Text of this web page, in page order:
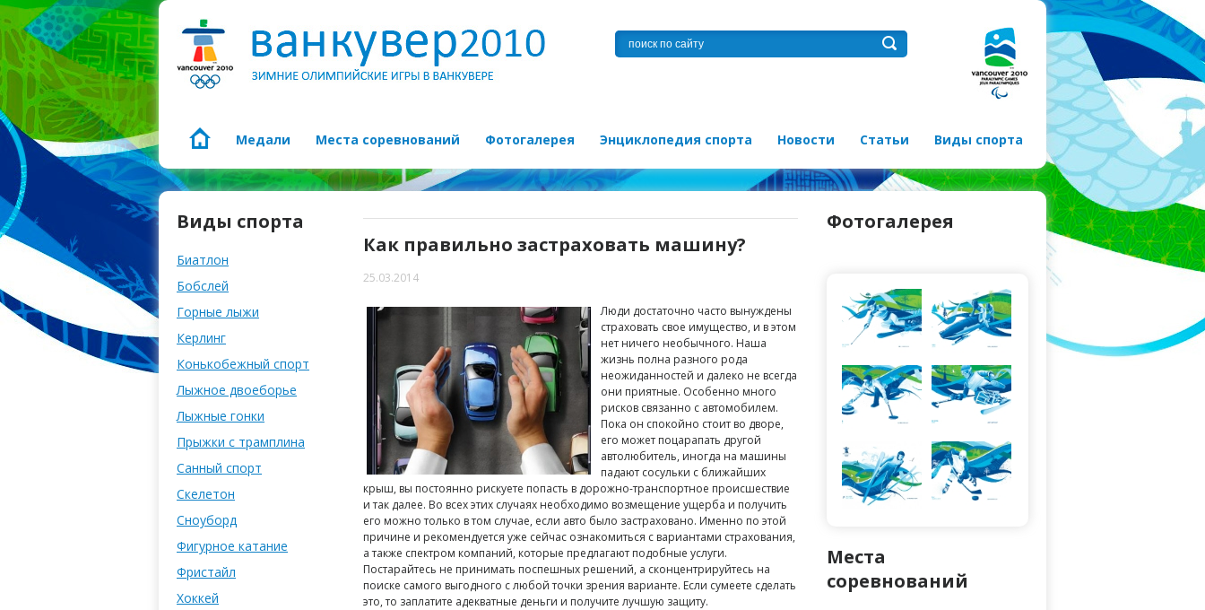
Медали Места соревнований Фотогалерея Энциклопедия спорта Новости Статьи Виды спорта
Виды спорта
Биатлон
Бобслей
Горные лыжи
Керлинг
Конькобежный спорт
Лыжное двоеборье
Лыжные гонки
Прыжки с трамплина
Санный спорт
Скелетон
Сноуборд
Фигурное катание
Фристайл
Хоккей
Как правильно застраховать машину?
25.03.2014
Люди достаточно часто вынуждены
страховать свое имущество, и в этом
нет ничего необычного. Наша
жизнь полна разного рода
неожиданностей и далеко не всегда
они приятные. Особенно много
рисков связанно с автомобилем.
Пока он спокойно стоит во дворе,
его может поцарапать другой
автолюбитель, иногда на машины
падают сосульки с ближайших
крыш, вы постоянно рискуете попасть в дорожно-транспортное происшествие
и так далее. Во всех этих случаях необходимо возмещение ущерба и получить
его можно только в том случае, если авто было застраховано. Именно по этой
причине и рекомендуется уже сейчас ознакомиться с вариантами страхования,
а также спектром компаний, которые предлагают подобные услуги.
Постарайтесь не принимать поспешных решений, а сконцентрируйтесь на
поиске самого выгодного с любой точки зрения варианте. Если сумеете сделать
это, то заплатите адекватные деньги и получите лучшую защиту.
Фотогалерея
Места
соревнований